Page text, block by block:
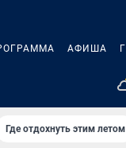
АФИША
Где отдохнуть этим летом